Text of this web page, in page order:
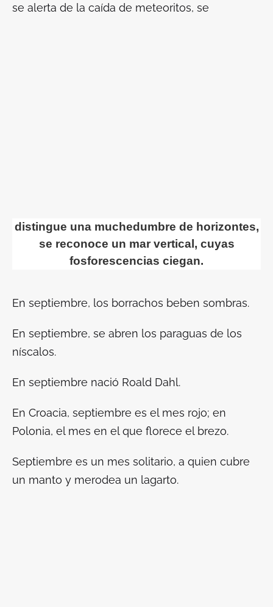
se alerta de la caída de meteoritos, se
distingue una muchedumbre de horizontes,
se reconoce un mar vertical, cuyas
fosforescencias ciegan.
En septiembre, los borrachos beben sombras.
En septiembre, se abren los paraguas de los
níscalos.
En septiembre nació Roald Dahl.
En Croacia, septiembre es el mes rojo; en
Polonia, el mes en el que florece el brezo.
Septiembre es un mes solitario, a quien cubre
un manto y merodea un lagarto.